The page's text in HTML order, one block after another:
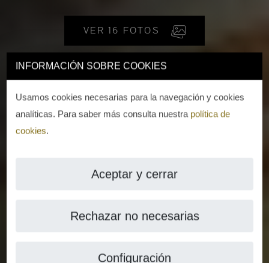
INFORMACIÓN SOBRE COOKIES
Usamos cookies necesarias para la navegación y cookies
analíticas. Para saber más consulta nuestra política de
cookies.
Aceptar y cerrar
Rechazar no necesarias
Configuración
VER 16 FOTOS